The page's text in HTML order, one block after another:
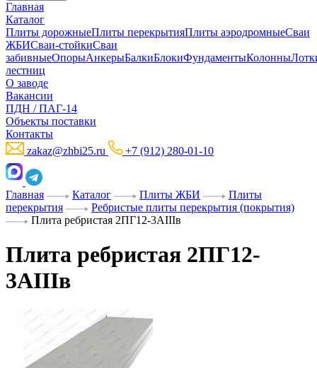
Главная
Каталог
Плиты дорожныеПлиты перекрытияПлиты аэродромныеСваи
ЖБИСваи-стойкиСваи
забивныеОпорыАнкерыБалкиБлокиФундаментыКолонны
лестниц
О заводе
Вакансии
ПДН / ПАГ-14
Объекты поставки
Контакты
zakaz@zhbi25.ru
+7 (912) 280-01-10
Главная Каталог Плиты ЖБИ
Плиты
перекрытия
Ребристые плиты перекрытия (покрытия)
Плита ребристая 2ПГ12-3АIIIв
Плита ребристая 2ПГ12-
3АIIIв